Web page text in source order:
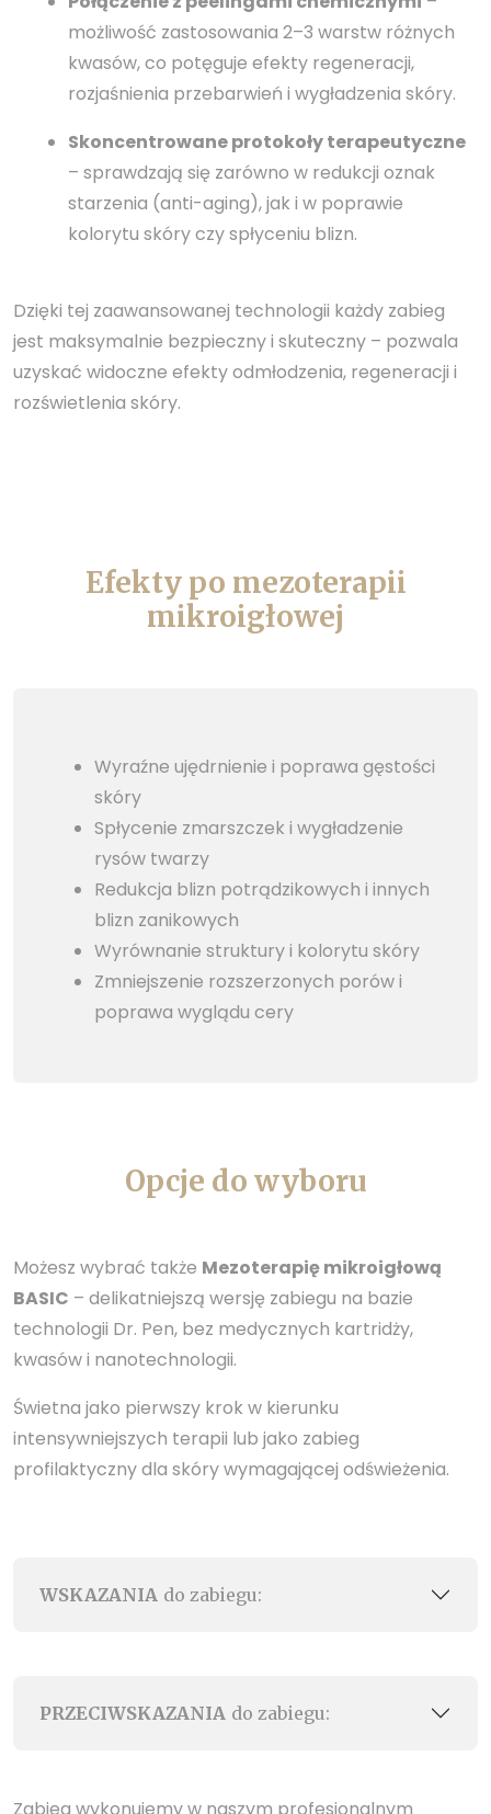
możliwość zastosowania 2–3 warstw różnych
kwasów, co potęguje efekty regeneracji,
rozjaśnienia przebarwień i wygładzenia skóry.
Skoncentrowane protokoły terapeutyczne
– sprawdzają się zarówno w redukcji oznak
starzenia (anti-aging), jak i w poprawie
kolorytu skóry czy spłyceniu blizn.
Dzięki tej zaawansowanej technologii każdy zabieg
jest maksymalnie bezpieczny i skuteczny – pozwala
uzyskać widoczne efekty odmłodzenia, regeneracji i
rozświetlenia skóry.
Efekty po mezoterapii
mikroigłowej
Wyraźne ujędrnienie i poprawa gęstości
skóry
Spłycenie zmarszczek i wygładzenie
rysów twarzy
Redukcja blizn potrądzikowych i innych
blizn zanikowych
Wyrównanie struktury i kolorytu skóry
Zmniejszenie rozszerzonych porów i
poprawa wyglądu cery
Opcje do wyboru
Możesz wybrać także Mezoterapię mikroigłową
BASIC – delikatniejszą wersję zabiegu na bazie
technologii Dr. Pen, bez medycznych kartridży,
kwasów i nanotechnologii.
Świetna jako pierwszy krok w kierunku
intensywniejszych terapii lub jako zabieg
profilaktyczny dla skóry wymagającej odświeżenia.
WSKAZANIA do zabiegu:
PRZECIWSKAZANIA do zabiegu:
Zabieg wykonujemy w naszym profesjonalnym